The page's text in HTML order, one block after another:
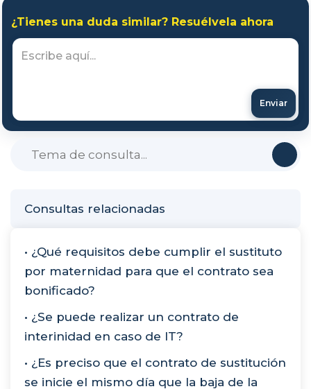
Consultas relacionadas
• ¿Qué requisitos debe cumplir el sustituto
por maternidad para que el contrato sea
bonificado?
• ¿Se puede realizar un contrato de
interinidad en caso de IT?
• ¿Es preciso que el contrato de sustitución
se inicie el mismo día que la baja de la
¿Tienes una duda similar? Resuélvela ahora
Enviar